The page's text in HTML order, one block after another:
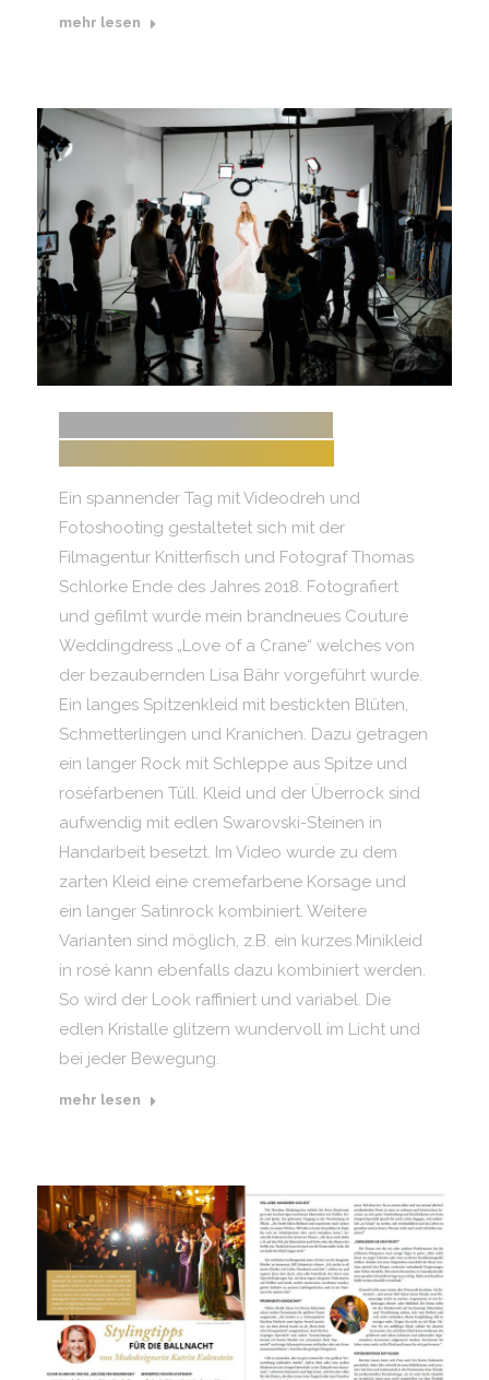
mehr lesen
Ein spannender Tag mit Videodreh und
Fotoshooting gestaltetet sich mit der
Filmagentur Knitterfisch und Fotograf Thomas
Schlorke Ende des Jahres 2018. Fotografiert
und gefilmt wurde mein brandneues Couture
Weddingdress „Love of a Crane“ welches von
der bezaubernden Lisa Bähr vorgeführt wurde.
Ein langes Spitzenkleid mit bestickten Blüten,
Schmetterlingen und Kranichen. Dazu getragen
ein langer Rock mit Schleppe aus Spitze und
roséfarbenen Tüll. Kleid und der Überrock sind
aufwendig mit edlen Swarovski-Steinen in
Handarbeit besetzt. Im Video wurde zu dem
zarten Kleid eine cremefarbene Korsage und
ein langer Satinrock kombiniert. Weitere
Varianten sind möglich, z.B. ein kurzes Minikleid
in rosé kann ebenfalls dazu kombiniert werden.
So wird der Look raffiniert und variabel. Die
edlen Kristalle glitzern wundervoll im Licht und
bei jeder Bewegung.
mehr lesen